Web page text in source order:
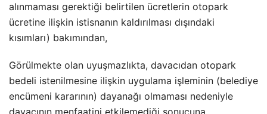
alınmaması gerektiği belirtilen ücretlerin otopark
ücretine ilişkin istisnanın kaldırılması dışındaki
kısımları) bakımından,
Görülmekte olan uyuşmazlıkta, davacıdan otopark
bedeli istenilmesine ilişkin uygulama işleminin (belediye
encümeni kararının) dayanağı olmaması nedeniyle
davacının menfaatini etkilemediği sonucuna